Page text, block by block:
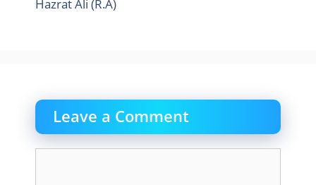
Hazrat Ali (R.A)
Leave a Comment